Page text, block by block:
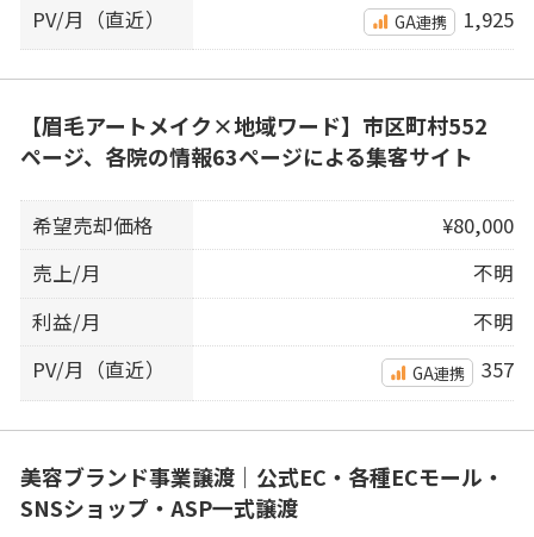
PV/月（直近） GA連携 1,925
【眉毛アートメイク×地域ワード】市区町村552
ページ、各院の情報63ページによる集客サイト
希望売却価格
¥80,000
売上/月
不明
利益/月
不明
PV/月（直近）
GA連携 357
美容ブランド事業譲渡｜公式EC・各種ECモール・
SNSショップ・ASP一式譲渡